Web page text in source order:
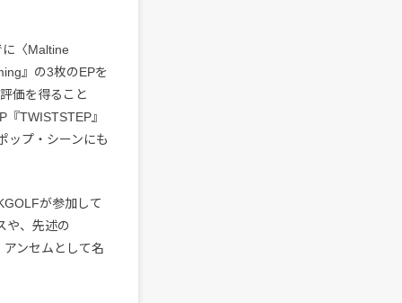
〈Maltine
』の3枚のEPを
価を得ること
TWISTSTEP』
ップ・シーンにも
が参加して
や、先述の
ンセムとして名